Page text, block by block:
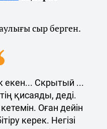
сыр берген.
екен... Скрытый ...
қисаяды, деді.
Оған дейін
керек. Негізі